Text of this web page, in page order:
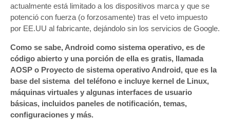
actualmente está limitado a los dispositivos marca y que se
potenció con fuerza (o forzosamente) tras el veto impuesto
por EE.UU al fabricante, dejándolo sin los servicios de Google.
Como se sabe, Android como sistema operativo, es de
código abierto y una porción de ella es gratis, llamada
AOSP o Proyecto de sistema operativo Android, que es la
base del sistema del teléfono e incluye kernel de Linux,
máquinas virtuales y algunas interfaces de usuario
básicas, incluidos paneles de notificación, temas,
configuraciones y más.